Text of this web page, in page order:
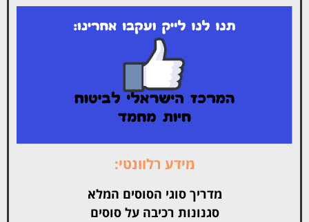
מידע רלוונטי:
מדריך סוגי הסוסים המלא
סגנונות רכיבה על סוסים